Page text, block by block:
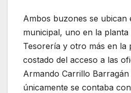
Ambos buzones se ubican
municipal, uno en la
Tesorería y otro más en la
costado del acceso a las
Armando Carrillo
únicamente se contaba